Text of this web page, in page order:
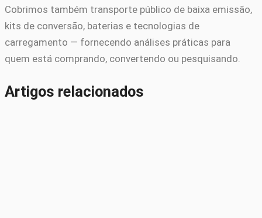
Cobrimos também transporte público de baixa emissão,
kits de conversão, baterias e tecnologias de
carregamento — fornecendo análises práticas para
quem está comprando, convertendo ou pesquisando.
Artigos relacionados